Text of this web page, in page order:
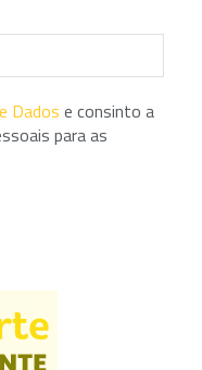
Dados e consinto a
para as